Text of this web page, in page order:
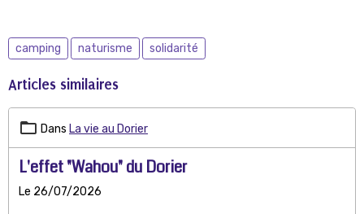
camping naturisme solidarité
Articles similaires
Dans La vie au Dorier
L'effet "Wahou" du Dorier
Le 26/07/2026